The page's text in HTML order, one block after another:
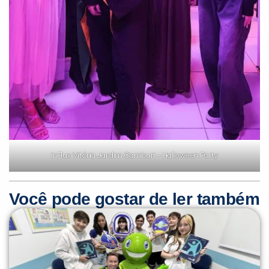
inFlux Vitória Jardim Camburi – Halloween Party
Você pode gostar de ler também